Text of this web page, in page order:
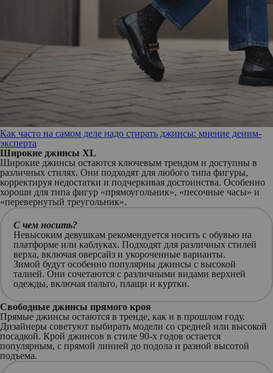
Как часто на самом деле надо стирать джинсы: мнение деним-
эксперта
Широкие джинсы XL
Широкие джинсы остаются ключевым трендом и доступны в
различных стилях. Они подходят для любого типа фигуры,
корректируя недостатки и подчеркивая достоинства. Особенно
хороши для типа фигур «прямоугольник», «песочные часы» и
«перевернутый треугольник».
С чем носить?
Невысоким девушкам рекомендуется носить с обувью на
платформе или каблуках. Подходят для различных стилей
верха, включая оверсайз и укороченные варианты.
Зимой будут особенно популярны джинсы с высокой
талией. Они сочетаются с различными видами верхней
одежды, включая пальто, плащи и куртки.
Свободные джинсы прямого кроя
Прямые джинсы остаются в тренде, как и в прошлом году.
Дизайнеры советуют выбирать модели со средней или высокой
посадкой. Крой джинсов в стиле 90-х годов остается
популярным, с прямой линией до подола и разной высотой
подъема.